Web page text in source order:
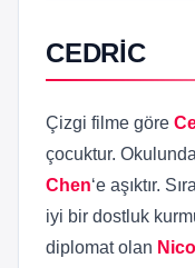
CEDRİC
Çizgi filme göre
çocuktur.
Chen‘e aşıktır.
iyi bir dostluk
diplomat olan